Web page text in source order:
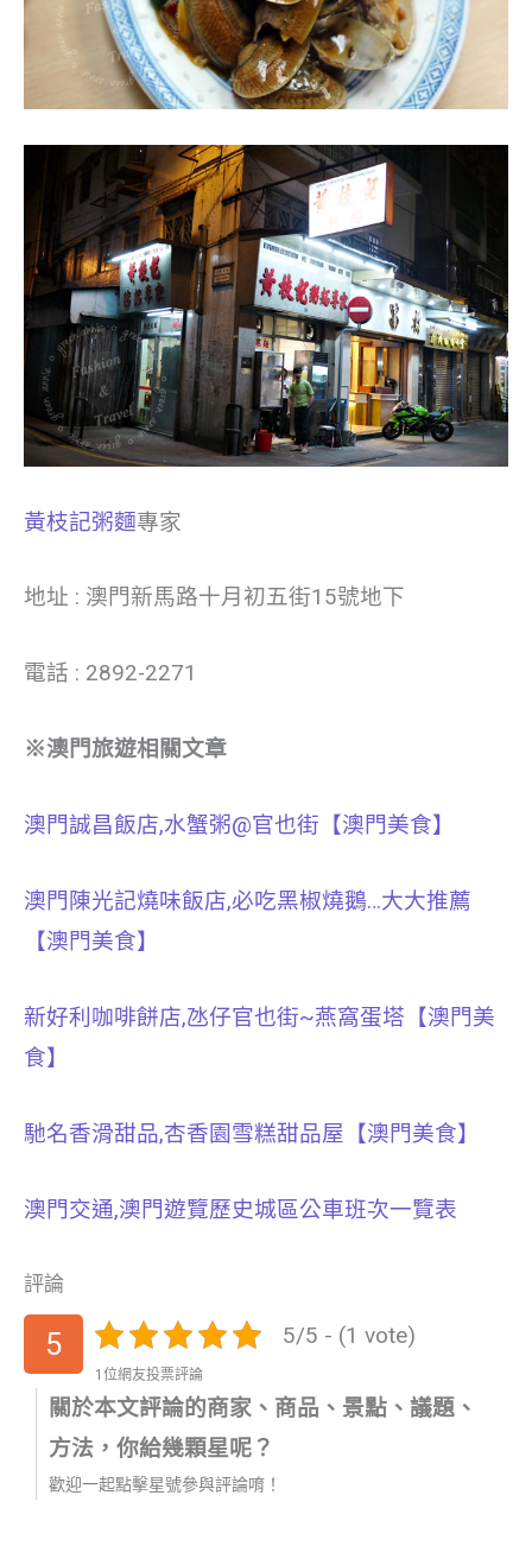
黃枝記粥麵專家
地址 : 澳門新馬路十月初五街15號地下
電話 : 2892-2271
※澳門旅遊相關文章
澳門誠昌飯店,水蟹粥@官也街【澳門美食】
澳門陳光記燒味飯店,必吃黑椒燒鵝…大大推薦
【澳門美食】
新好利咖啡餅店,氹仔官也街~燕窩蛋塔【澳門美
食】
馳名香滑甜品,杏香園雪糕甜品屋【澳門美食】
澳門交通,澳門遊覽歷史城區公車班次一覽表
評論
5 5/5 - (1 vote)
1位網友投票評論
關於本文評論的商家、商品、景點、議題、
方法，你給幾顆星呢？
歡迎一起點擊星號參與評論唷！